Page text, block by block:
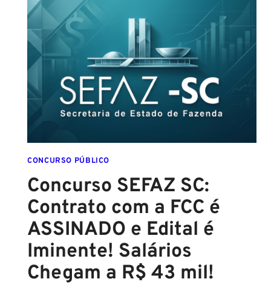
(GCM
SALVADOR):
CONFIRMADO
PARA
SETEMBRO!
CONCURSO PÚBLICO
Concurso SEFAZ SC:
Contrato com a FCC é
ASSINADO e Edital é
Iminente! Salários
Chegam a R$ 43 mil!